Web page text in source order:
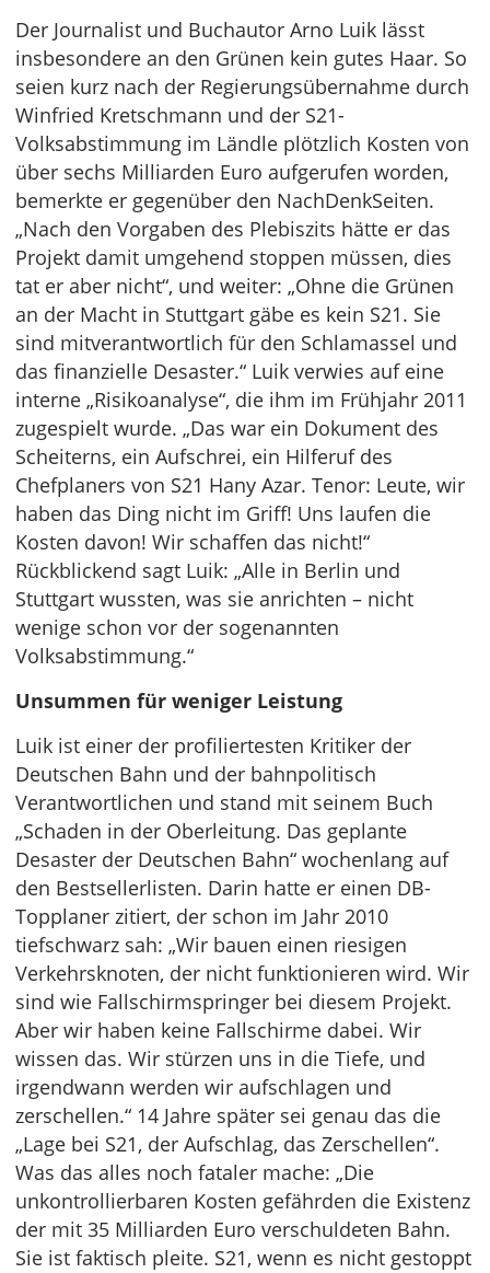
Der Journalist und Buchautor Arno Luik lässt
insbesondere an den Grünen kein gutes Haar. So
seien kurz nach der Regierungsübernahme durch
Winfried Kretschmann und der S21-
Volksabstimmung im Ländle plötzlich Kosten von
über sechs Milliarden Euro aufgerufen worden,
bemerkte er gegenüber den NachDenkSeiten.
„Nach den Vorgaben des Plebiszits hätte er das
Projekt damit umgehend stoppen müssen, dies
tat er aber nicht“, und weiter: „Ohne die Grünen
an der Macht in Stuttgart gäbe es kein S21. Sie
sind mitverantwortlich für den Schlamassel und
das finanzielle Desaster.“ Luik verwies auf eine
interne „Risikoanalyse“, die ihm im Frühjahr 2011
zugespielt wurde. „Das war ein Dokument des
Scheiterns, ein Aufschrei, ein Hilferuf des
Chefplaners von S21 Hany Azar. Tenor: Leute, wir
haben das Ding nicht im Griff! Uns laufen die
Kosten davon! Wir schaffen das nicht!“
Rückblickend sagt Luik: „Alle in Berlin und
Stuttgart wussten, was sie anrichten – nicht
wenige schon vor der sogenannten
Volksabstimmung.“
Unsummen für weniger Leistung
Luik ist einer der profiliertesten Kritiker der
Deutschen Bahn und der bahnpolitisch
Verantwortlichen und stand mit seinem Buch
„Schaden in der Oberleitung. Das geplante
Desaster der Deutschen Bahn“ wochenlang auf
den Bestsellerlisten. Darin hatte er einen DB-
Topplaner zitiert, der schon im Jahr 2010
tiefschwarz sah: „Wir bauen einen riesigen
Verkehrsknoten, der nicht funktionieren wird. Wir
sind wie Fallschirmspringer bei diesem Projekt.
Aber wir haben keine Fallschirme dabei. Wir
wissen das. Wir stürzen uns in die Tiefe, und
irgendwann werden wir aufschlagen und
zerschellen.“ 14 Jahre später sei genau das die
„Lage bei S21, der Aufschlag, das Zerschellen“.
Was das alles noch fataler mache: „Die
unkontrollierbaren Kosten gefährden die Existenz
der mit 35 Milliarden Euro verschuldeten Bahn.
Sie ist faktisch pleite. S21, wenn es nicht gestoppt